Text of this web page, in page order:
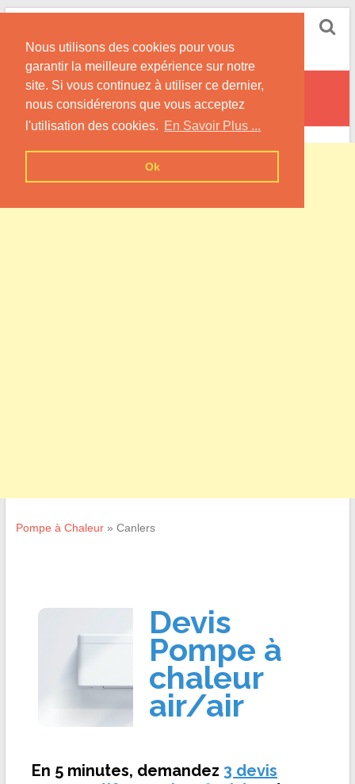
Nous utilisons des cookies pour vous
garantir la meilleure expérience sur notre
site. Si vous continuez à utiliser ce dernier,
nous considérerons que vous acceptez
l'utilisation des cookies. En Savoir Plus ...
Ok
Skip
content
Informations sur les Pompes à Chaleur
Canlers
Pompe à Chaleur» Canlers